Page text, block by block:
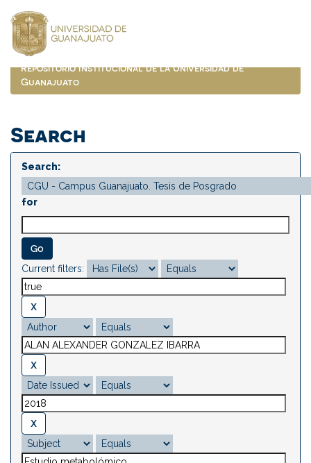
navigation
Repositorio Institucional de la Universidad de
Guanajuato
Search
Search:
for
Current filters: